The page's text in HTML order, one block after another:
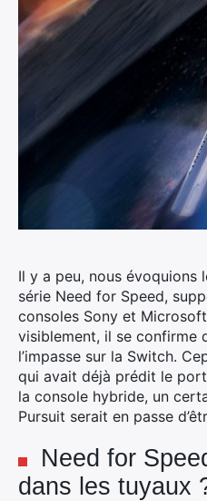
Il y a peu, nous évoquions
série Need for Speed,
consoles Sony et
visiblement, il se confirme
l’impasse sur la Switch.
qui avait déjà prédit le
la console hybride, un
Pursuit serait en passe
Need for
dans les tuyaux